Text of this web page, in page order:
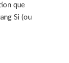
que
Si (ou